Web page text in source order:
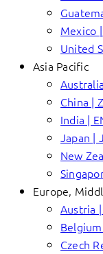
Mexico |
United
Asia Pacific
China |
India |
Japan |
New
Europe,
Austria |
Czech